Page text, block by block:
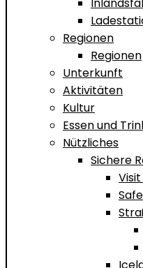
Regionen
Regionen
Unterkunft
Aktivitäten
Kultur
Essen und
Nützliches
Sichere